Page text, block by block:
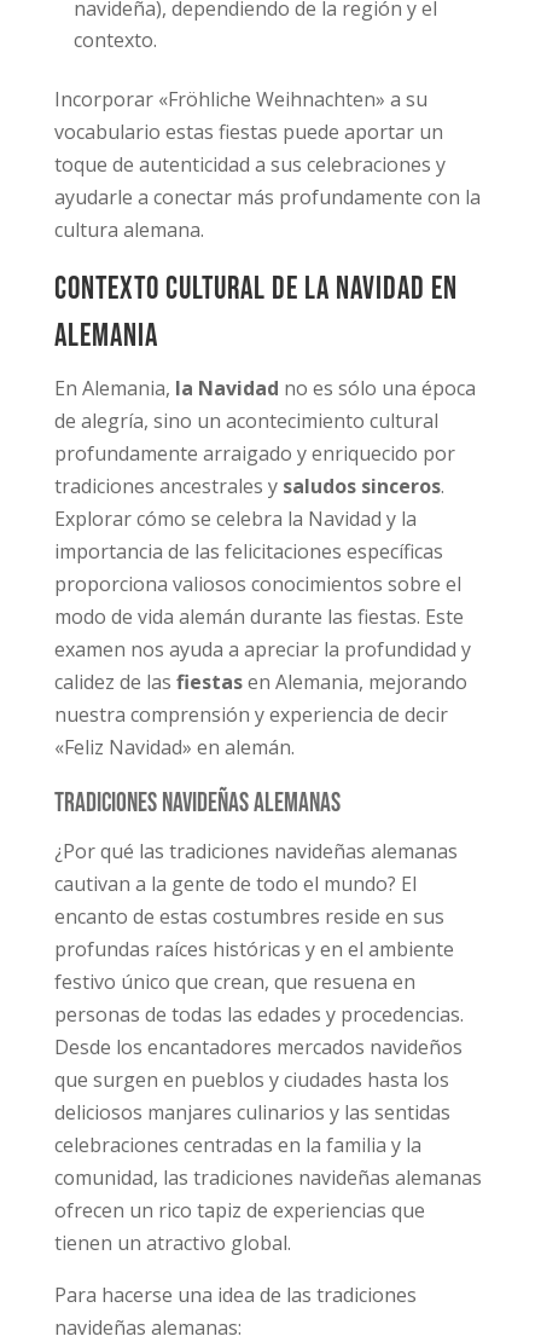
navideña), dependiendo de la región y el
contexto.
Incorporar «Fröhliche Weihnachten» a su
vocabulario estas fiestas puede aportar un
toque de autenticidad a sus celebraciones y
ayudarle a conectar más profundamente con la
cultura alemana.
Contexto cultural de la Navidad en
Alemania
En Alemania, la Navidad no es sólo una época
de alegría, sino un acontecimiento cultural
profundamente arraigado y enriquecido por
tradiciones ancestrales y saludos sinceros.
Explorar cómo se celebra la Navidad y la
importancia de las felicitaciones específicas
proporciona valiosos conocimientos sobre el
modo de vida alemán durante las fiestas. Este
examen nos ayuda a apreciar la profundidad y
calidez de las fiestasen Alemania, mejorando
nuestra comprensión y experiencia de decir
«Feliz Navidad» en alemán.
Tradiciones navideñas alemanas
¿Por qué las tradiciones navideñas alemanas
cautivan a la gente de todo el mundo? El
encanto de estas costumbres reside en sus
profundas raíces históricas y en el ambiente
festivo único que crean, que resuena en
personas de todas las edades y procedencias.
Desde los encantadores mercados navideños
que surgen en pueblos y ciudades hasta los
deliciosos manjares culinarios y las sentidas
celebraciones centradas en la familia y la
comunidad, las tradiciones navideñas alemanas
ofrecen un rico tapiz de experiencias que
tienen un atractivo global.
Para hacerse una idea de las tradiciones
navideñas alemanas: